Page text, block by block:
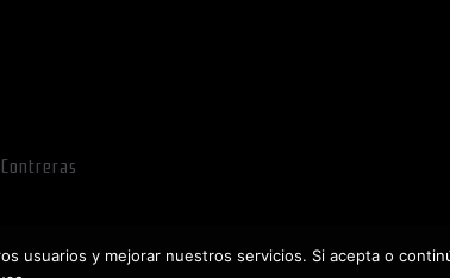
y mejorar nuestros servicios. Si acepta o